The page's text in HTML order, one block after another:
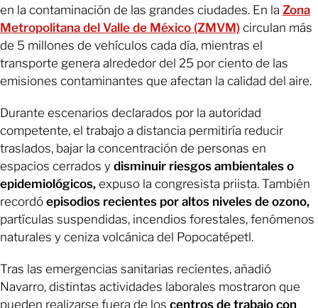
en la contaminación de las grandes ciudades. En la Zona
Metropolitana del Valle de México (ZMVM) circulan más
de 5 millones de vehículos cada día, mientras el
transporte genera alrededor del 25 por ciento de las
emisiones contaminantes que afectan la calidad del aire.
Durante escenarios declarados por la autoridad
competente, el trabajo a distancia permitiría reducir
traslados, bajar la concentración de personas en
espacios cerrados y disminuir riesgos ambientales o
epidemiológicos, expuso la congresista priista. También
recordó episodios recientes por altos niveles de ozono,
partículas suspendidas, incendios forestales, fenómenos
naturales y ceniza volcánica del Popocatépetl.
Tras las emergencias sanitarias recientes, añadió
Navarro, distintas actividades laborales mostraron que
pueden realizarse fuera de los centros de trabajo con